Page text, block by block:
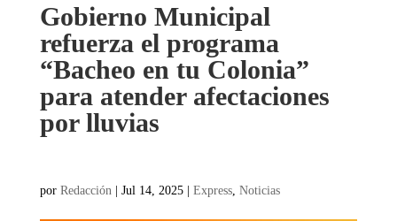
Gobierno Municipal
refuerza el programa
“Bacheo en tu Colonia”
para atender afectaciones
por lluvias
por Redacción | Jul 14, 2025| Express, Noticias